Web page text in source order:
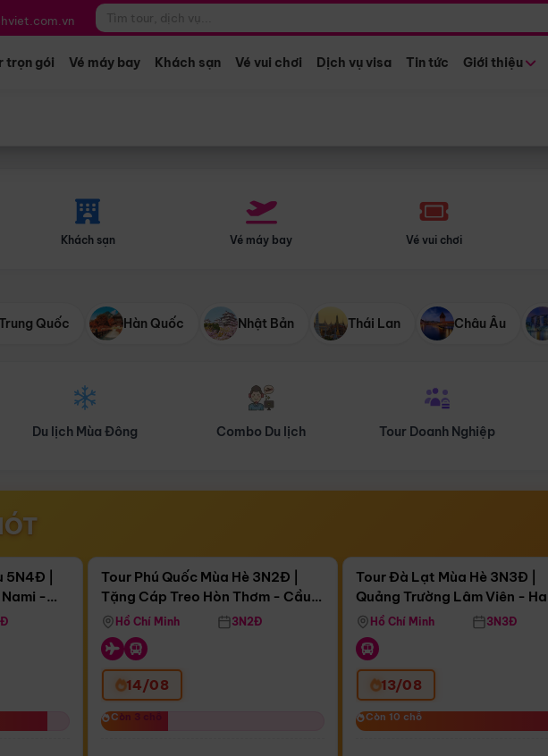
trọn gói Vé máy bay Khách sạn Vé vui chơi Dịch vụ visa Tin tức Giới thiệu
Khách sạn Vé máy bay Vé vui chơi
Quốc Hàn Quốc Nhật Bản Thái Lan Châu Âu
Combo Du lịch Tour Doanh Nghiệp Du lịch Hành Hương
nổi bật
5N4Đ |
-
Còn05 ngày 16:09:17
Tặng Cáp Treo Hòn Thơm
Tour Phú Quốc Mùa Hè 3N2Đ |
Tặng Cáp Treo Hòn Thơm - Cầu
Hôn - Công Viên Nước Aquatopia
Hồ Chí Minh 3N2Đ
14/08
Còn 3 chỗ
Còn 3 chỗ
Còn04 ngày 16:09:17
Tour Đà Lạt Mùa Hè 3N3Đ |
Quảng Trường Lâm Viên -
Hill - Puppy Farm
Hồ Chí Minh 3N3Đ
13/08
Còn 10 chỗ
Còn 10 chỗ